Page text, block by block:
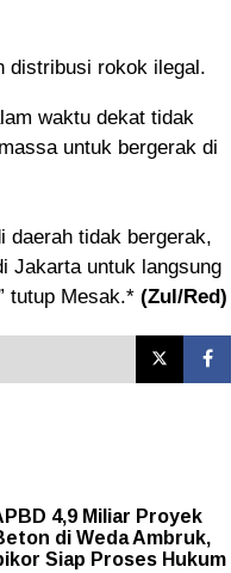
distribusi rokok ilegal.
waktu dekat tidak
untuk bergerak di
daerah tidak bergerak,
Jakarta untuk langsung
tutup Mesak.* (Zul/Red)
4,9 Miliar Proyek
di Weda Ambruk,
Siap Proses Hukum